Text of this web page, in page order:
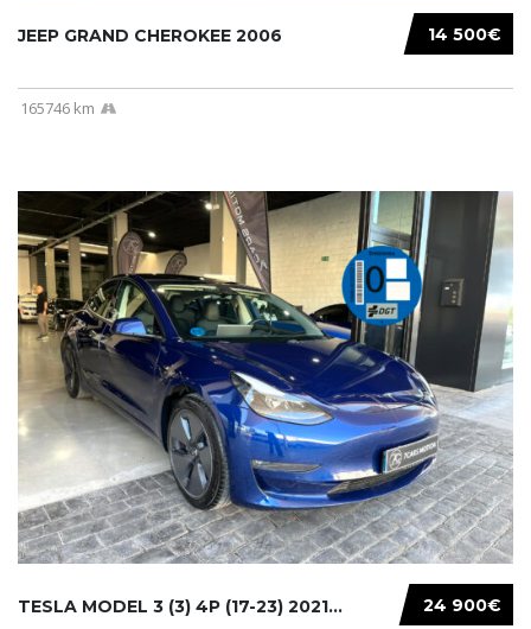
14 500€
JEEP GRAND CHEROKEE 2006
165746 km
24 900€
TESLA MODEL 3 (3) 4P (17-23) 2021...